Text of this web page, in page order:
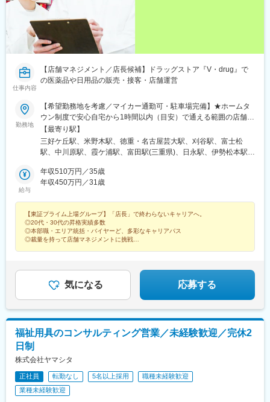
野駅、植大駅、徳永駅、上島駅、浜松駅、遠州西ケ崎駅、西焼津
倍川駅、静岡駅、小泉駅、多治見駅、根本駅、西岐阜駅、切通
駅、岐阜駅、細畑駅、柳津駅(岐阜県)、蘇原駅、西笠松駅、岐南
駅、名鉄岐阜駅、笠寺駅、小田井駅、運動公園前駅(愛知県)、四郷
本駅、新可児駅、美濃川合駅、西可児駅、可児駅、各務原市役所
前駅、那加駅、新加納駅、名電各務原駅、鵜沼宿駅、土岐市駅、
前平公園駅、美濃太田駅、松森駅、洲原駅、吹田駅(阪急線)、陸前
白沢駅、関下有知駅、関駅(岐阜県)、高山駅、瀬上駅、飛騨一ノ宮
駅、衣摺加美北駅、近鉄富田駅、赤堀駅、西桑名駅、長島駅、西
大路御池駅、醍醐駅(京都府)、上前津駅、千種駅、栄町駅(愛知
県)、伏見駅(愛知県)、平安通駅、大同町駅、鳴子北駅、豊田本町
駅、新瀬戸駅、豊川稲荷駅、上挙母駅、梅坪駅、インテック本社
前駅、粟島駅、西富山駅、小泉町駅(富山県)、東向日駅、上小田井
駅、新那加駅、各務ケ原駅、関市役所前駅、車道駅、上飯田駅、
洛西口駅、庄内緑地公園駅、苧ケ瀬駅
仕事内容
【店舗マネジメント／店長候補】ドラッグストア『V・drug』で
の医薬品や日用品の販売・接客・店舗運営
勤務地
【希望勤務地を考慮／マイカー通勤可・駐車場完備】★ホームタ
ウン制度で安心自宅から1時間以内（目安）で通える範囲の店舗へ
配属する制度で、現在、90％のスタッフが自宅から通勤していま
す！＼以下いずれかの店舗に配属／■愛知県名古屋市、北名古屋
市、清須市、春日井市、豊田市、瀬戸市、尾張旭市、みよし市、
田市、常滑市、岡崎市、知立市、安城市、西尾市、豊川市、新城
市、豊橋市■岐阜県郡上市、下呂市、高山市、飛騨市、岐阜市、瑞
市、土岐市、瑞浪市、恵那市、中津川市■三重県桑名市、四日市
市、鈴鹿市■静岡県静岡市、藤枝市、浜松市■富山県下新川郡、滑
川市、高岡市、黒部市、射水市、小矢部市、中新川郡、砺波市、
南砺市、氷見市、富山市■石川県金沢市■福井県福井市、敦賀市■
Iターン歓迎※受動喫煙対策：あり
【最寄り駅】
三好ケ丘駅、米野木駅、徳重・名古屋芸大駅、刈谷駅、富士松
駅、中川原駅、霞ケ浦駅、富田駅(三重県)、日永駅、伊勢松本駅、
駅、玉垣駅、千代崎駅、円町駅、石田駅(京都府)、向日町駅、向島
駅、刈谷市駅、西春駅、乙川駅、青山駅(愛知県)、大須観音駅、新
知県)、味美駅(東海交通線)、黒川駅(愛知県)、志賀本通駅、名城公
園駅、自由ケ丘駅(愛知県)、今池駅(愛知県)、覚王山駅、道徳駅、
柴田駅、一社駅、平針駅、喜多山駅(愛知県)、上社駅、野並駅、相
生山駅、塩釜口駅、高蔵寺駅、大森・金城学院前駅、印場駅、小
駅、港北駅、戸田駅(愛知県)、荒子川公園駅、六番町駅、堀田駅
(名古屋市営)、瑞穂区役所駅、徳重駅、神沢駅、南大高駅、浄心
駅、下小田井駅、庄内通駅、新安城駅、碧海古井駅、安城駅、旭
進駅(愛知県)、春日井駅(名鉄線)、勝川駅、味美駅(名鉄線)、大府
駅、新日鉄前駅、尾張星の宮駅、尾張瀬戸駅、水野駅、瀬戸口
(愛知県)、三河知立駅、三河一宮駅、牛久保駅、西小坂井駅、八幡
駅、愛知大学前駅、競輪場前駅(愛知県)、南栄駅、船町駅、新上挙
母駅、三河上郷駅、末野原駅、新豊田駅、豊田市駅、愛環梅坪
給与
年収510万円／35歳
年収450万円／31歳
【東証プライム上場グループ】「店長」で終わらないキャリアへ。
◎20代・30代の昇格実績多数
◎本部職・エリア統括・バイヤーど、多彩なキャリアパス
◎裁量を持って店舗マネジメントに挑戦
気になる 応募する
福祉用具のコンサルティング営業／未経験歓迎／完休2
日制
株式会社ヤマシタ
正社員 転勤なし 5名以上採用
職種未経験歓迎
業種未経験歓迎